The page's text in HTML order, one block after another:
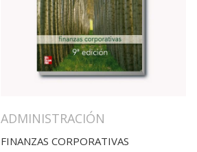
ADMINISTRACIÓN
FINANZAS CORPORATIVAS